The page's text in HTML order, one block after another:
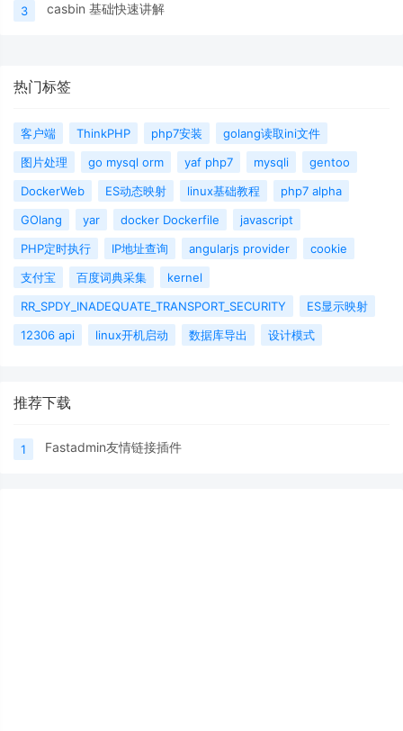
3 casbin 基础快速讲解
热门标签
客户端 ThinkPHP php7安装
golang读取ini文件
图片处理
go mysql orm yaf php7 mysqli
gentoo
DockerWeb
ES动态映射 linux基础教程
php7 alpha
GOlang
yar docker Dockerfile
javascript
PHP定时执行
IP地址查询 angularjs provider
cookie
支付宝
百度词典采集
kernel
RR_SPDY_INADEQUATE_TRANSPORT_SECURITY
ES显示映射
12306 api
linux开机启动 数据库导出 设计模式
推荐下载
1 Fastadmin友情链接插件